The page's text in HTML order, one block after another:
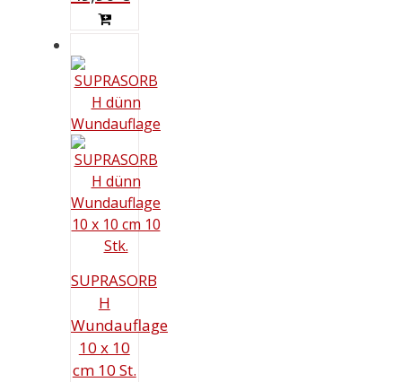
SUPRASORB
H
Wundauflage
10 x 10
cm 10 St.